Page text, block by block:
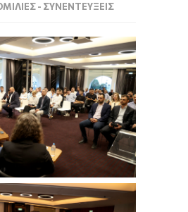
- ΣΥΝΕΝΤΕΎΞΕΙΣ